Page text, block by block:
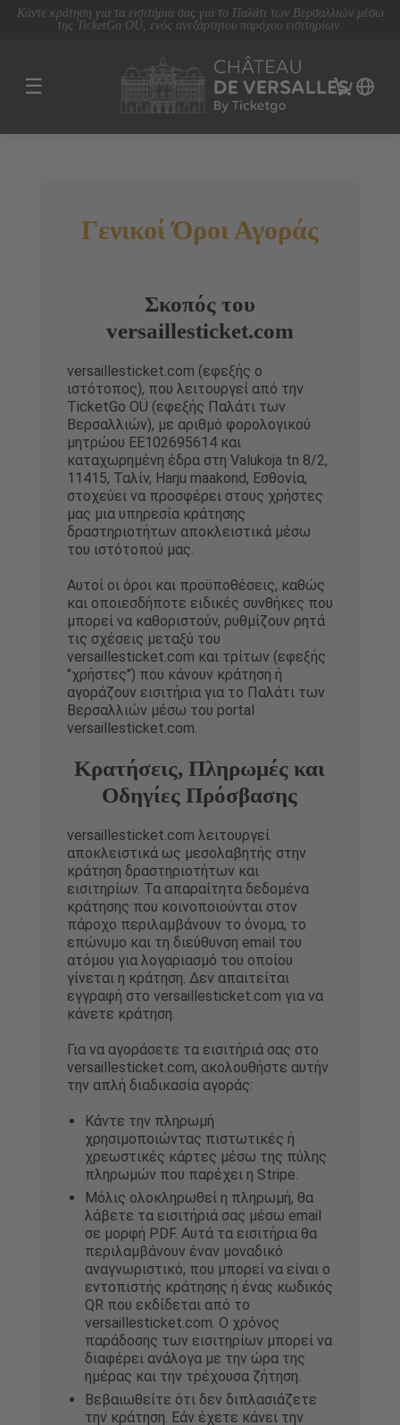
Κάντε κράτηση για τα εισιτήρια σας για το Παλάτι των Βερσαλλιών μέσω
της TicketGo OÜ, ενός ανεξάρτητου παρόχου εισιτηρίων.
☰
Γενικοί Όροι Αγοράς
Σκοπός του
versaillesticket.com
versaillesticket.com (εφεξής ο
ιστότοπος), που λειτουργεί από την
TicketGo OÜ (εφεξής Παλάτι των
Βερσαλλιών), με αριθμό φορολογικού
μητρώου EE102695614 και
καταχωρημένη έδρα στη Valukoja tn 8/2,
11415, Ταλίν, Harju maakond, Εσθονία,
στοχεύει να προσφέρει στους χρήστες
μας μια υπηρεσία κράτησης
δραστηριοτήτων αποκλειστικά μέσω
του ιστότοπού μας.
Αυτοί οι όροι και προϋποθέσεις, καθώς
και οποιεσδήποτε ειδικές συνθήκες που
μπορεί να καθοριστούν, ρυθμίζουν ρητά
τις σχέσεις μεταξύ του
versaillesticket.com και τρίτων (εφεξής
"χρήστες") που κάνουν κράτηση ή
αγοράζουν εισιτήρια για το Παλάτι των
Βερσαλλιών μέσω του portal
versaillesticket.com.
Κρατήσεις, Πληρωμές και
Οδηγίες Πρόσβασης
versaillesticket.com λειτουργεί
αποκλειστικά ως μεσολαβητής στην
κράτηση δραστηριοτήτων και
εισιτηρίων. Τα απαραίτητα δεδομένα
κράτησης που κοινοποιούνται στον
πάροχο περιλαμβάνουν το όνομα, το
επώνυμο και τη διεύθυνση email του
ατόμου για λογαριασμό του οποίου
γίνεται η κράτηση. Δεν απαιτείται
εγγραφή στο versaillesticket.com για να
κάνετε κράτηση.
Για να αγοράσετε τα εισιτήριά σας στο
versaillesticket.com, ακολουθήστε αυτήν
την απλή διαδικασία αγοράς:
Κάντε την πληρωμή
χρησιμοποιώντας πιστωτικές ή
χρεωστικές κάρτες μέσω της πύλης
πληρωμών που παρέχει η Stripe.
Μόλις ολοκληρωθεί η πληρωμή, θα
λάβετε τα εισιτήριά σας μέσω email
σε μορφή PDF. Αυτά τα εισιτήρια θα
περιλαμβάνουν έναν μοναδικό
αναγνωριστικό, που μπορεί να είναι ο
εντοπιστής κράτησης ή ένας κωδικός
QR που εκδίδεται από το
versaillesticket.com. Ο χρόνος
παράδοσης των εισιτηρίων μπορεί να
διαφέρει ανάλογα με την ώρα της
ημέρας και την τρέχουσα ζήτηση.
Βεβαιωθείτε ότι δεν διπλασιάζετε
την κράτηση. Εάν έχετε κάνει την